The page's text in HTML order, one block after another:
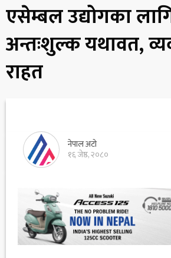
एसेम्बल उद्योगका
अन्तःशुल्क यथावत,
राहत
नेपाल अटो
१६ जेष्ठ, २०८०